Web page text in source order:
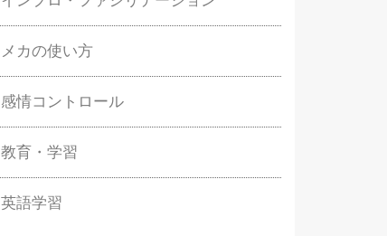
メカの使い方
感情コントロール
教育・学習
英語学習